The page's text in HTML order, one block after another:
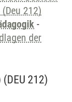
212)
-
der
(DEU 212)